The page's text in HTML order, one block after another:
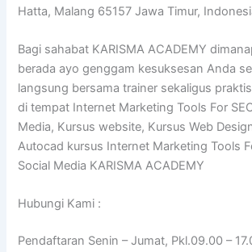
Hatta, Malang 65157 Jawa Timur,
Bagi sahabat KARISMA ACADEMY
berada ayo genggam kesuksesan Anda
langsung bersama trainer sekaligus
di tempat Internet Marketing Tools For
Media, Kursus website, Kursus Web
Autocad kursus Internet Marketing Tools
Social Media KARISMA ACADEMY
Hubungi Kami :
Pendaftaran Senin – Jumat, Pkl.09.00 –